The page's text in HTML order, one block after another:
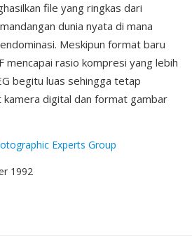
file yang ringkas dari
dunia nyata di mana
Meskipun format baru
mencapai rasio kompresi yang lebih
begitu luas sehingga tetap
digital dan format gambar
Experts Group
1992